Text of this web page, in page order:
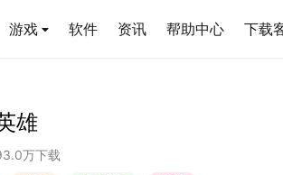
游戏 软件 资讯 帮助中心 下载
雄
万下载